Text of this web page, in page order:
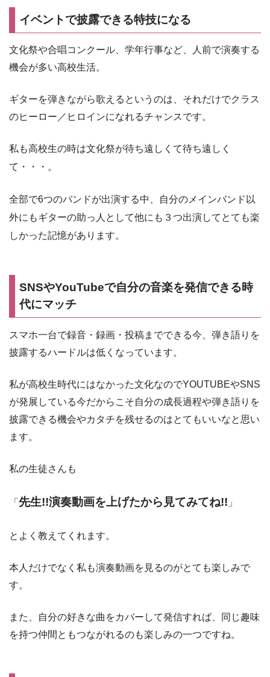
イベントで披露できる特技になる
文化祭や合唱コンクール、学年行事など、人前で演奏する
機会が多い高校生活。
ギターを弾きながら歌えるというのは、それだけでクラス
のヒーロー／ヒロインになれるチャンスです。
私も高校生の時は文化祭が待ち遠しくて待ち遠しく
て・・・。
全部で6つのバンドが出演する中、自分のメインバンド以
外にもギターの助っ人として他にも３つ出演してとても楽
しかった記憶があります。
SNSやYouTubeで自分の音楽を発信できる時
代にマッチ
スマホ一台で録音・録画・投稿までできる今、弾き語りを
披露するハードルは低くなっています。
私が高校生時代にはなかった文化なのでYOUTUBEやSNS
が発展している今だからこそ自分の成長過程や弾き語りを
披露できる機会やカタチを残せるのはとてもいいなと思い
ます。
私の生徒さんも
「 先生!!演奏動画を上げたから見てみてね!! 」
とよく教えてくれます。
本人だけでなく私も演奏動画を見るのがとても楽しみで
す。
また、自分の好きな曲をカバーして発信すれば、同じ趣味
を持つ仲間ともつながれるのも楽しみの一つですね。